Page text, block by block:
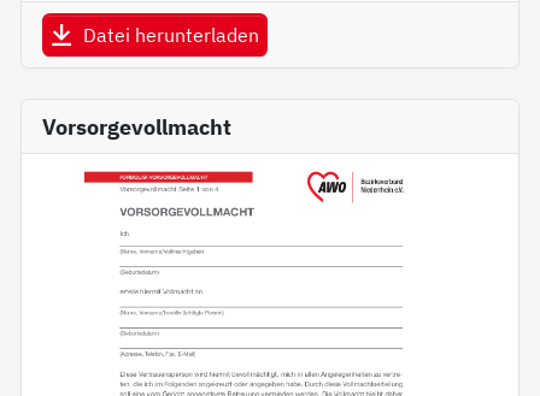
Datei herunterladen
Vorsorgevollmacht